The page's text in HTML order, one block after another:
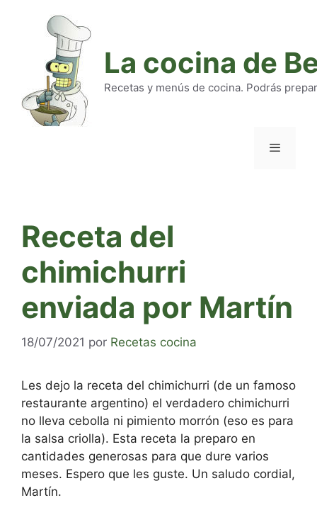
La cocina de
Recetas y menús de cocina. Podrás
Receta del
chimichurri
enviada por Martín
18/07/2021 por Recetas cocina
Les dejo la receta del chimichurri (de un famoso
restaurante argentino) el verdadero chimichurri
no lleva cebolla ni pimiento morrón (eso es para
la salsa criolla). Esta receta la preparo en
cantidades generosas para que dure varios
meses. Espero que les guste. Un saludo cordial,
Martín.